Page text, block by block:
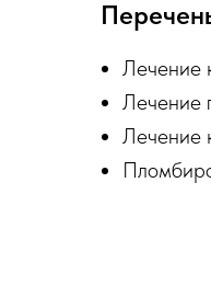
Лечение
Лечение
Лечение